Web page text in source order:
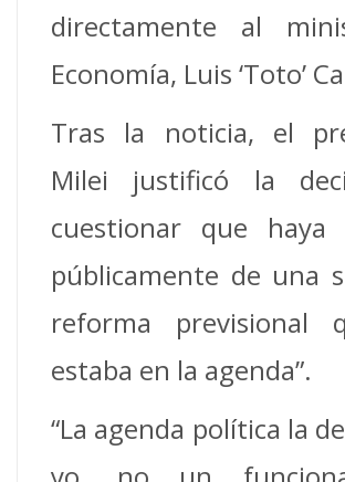
directamente al
Economía, Luis ‘Toto’
Tras la noticia, el
Milei justificó la
cuestionar que haya
públicamente de una
reforma previsional
estaba en la agenda”.
“La agenda política la